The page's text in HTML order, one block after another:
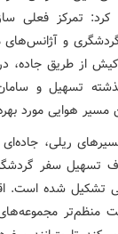
تمرکز فعلی
و
از طریق جاده،
تسهیل و
هوایی مورد بهره
ریلی،
تسهیل سفر
تشکیل شده است.
منظم‌تر